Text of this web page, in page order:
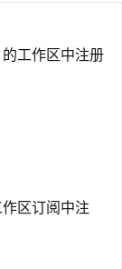
工作区中注册
区订阅中注